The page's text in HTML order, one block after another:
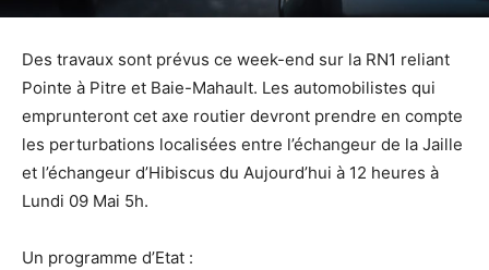
Des travaux sont prévus ce week-end sur la RN1 reliant
Pointe à Pitre et Baie-Mahault. Les automobilistes qui
emprunteront cet axe routier devront prendre en compte
les perturbations localisées entre l’échangeur de la Jaille
et l’échangeur d’Hibiscus du Aujourd’hui à 12 heures à
Lundi 09 Mai 5h.
Un programme d’Etat :